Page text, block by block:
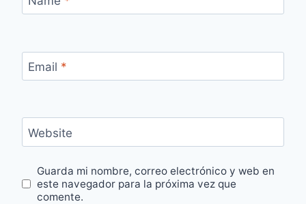
Email *
Website
Guarda mi nombre, correo electrónico y web en
este navegador para la próxima vez que
comente.